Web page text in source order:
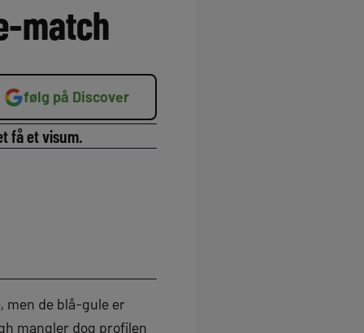
match
følg på Discover
få et visum.
men de blå-gule er
mangler dog profilen